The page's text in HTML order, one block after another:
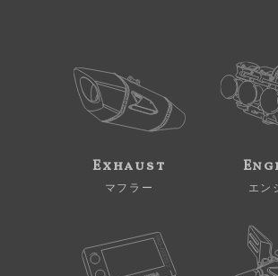
Exhaust
マフラー エン